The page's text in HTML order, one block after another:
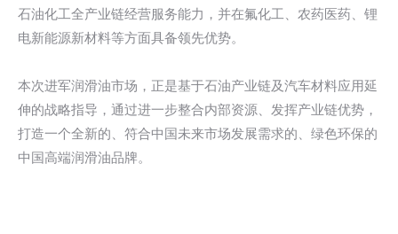
石油化工全产业链经营服务能力，并在氟化工、农药医药、锂
电新能源新材料等方面具备领先优势。
本次进军润滑油市场，正是基于石油产业链及汽车材料应用延
伸的战略指导，通过进一步整合内部资源、发挥产业链优势，
打造一个全新的、符合中国未来市场发展需求的、绿色环保的
中国高端润滑油品牌。